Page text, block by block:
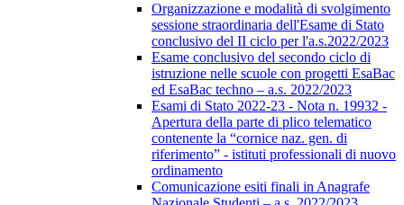
Organizzazione e modalità di svolgimento
sessione straordinaria dell'Esame di Stato
conclusivo del II ciclo per l'a.s.2022/2023
Esame conclusivo del secondo ciclo di
istruzione nelle scuole con progetti EsaBac
ed EsaBac techno – a.s. 2022/2023
Esami di Stato 2022-23 - Nota n. 19932 -
Apertura della parte di plico telematico
contenente la “cornice naz. gen. di
riferimento” - istituti professionali di nuovo
ordinamento
Comunicazione esiti finali in Anagrafe